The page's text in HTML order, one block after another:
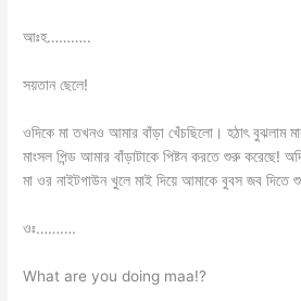
আঃহ………..
সয়তান ছেলে!
ওদিকে মা তখনও আমার বাঁড়া খেঁচছিলো। হঠাৎ বুঝলাম
মাংসল পিন্ড আমার বাঁড়াটাকে পিষ্টন করতে শুরু করেছে!
মা ওর নাইটগাউন খুলে মাই দিয়ে আমাকে বুবস জব দিতে
ওঃ……….
What are you doing maa!?